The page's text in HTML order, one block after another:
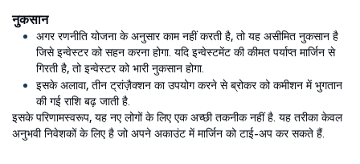
नुकसान
अगर रणनीति योजना के अनुसार काम नहीं करती है, तो यह असीमित नुकसान है
जिसे इन्वेस्टर को सहन करना होगा. यदि इन्वेस्टमेंट की कीमत पर्याप्त मार्जिन से
गिरती है, तो इन्वेस्टर को भारी नुकसान होगा.
इसके अलावा, तीन ट्रांज़ैक्शन का उपयोग करने से ब्रोकर को कमीशन में भुगतान
की गई राशि बढ़ जाती है.
इसके परिणामस्वरूप, यह नए लोगों के लिए एक अच्छी तकनीक नहीं है. यह तरीका केवल
अनुभवी निवेशकों के लिए है जो अपने अकाउंट में मार्जिन को टाई-अप कर सकते हैं.